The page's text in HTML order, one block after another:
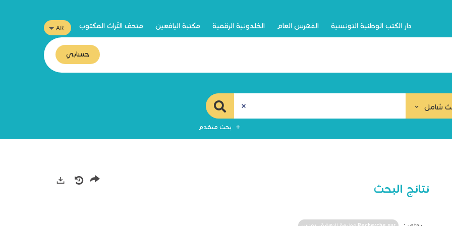
دار الكتب الوطنية التونسية الفهرس العام الخلدونية الرقمية مكتبة اليافعين متحف التّراث المكتوب
حسابي
شامل
بحث متقدم
نتائج البحث